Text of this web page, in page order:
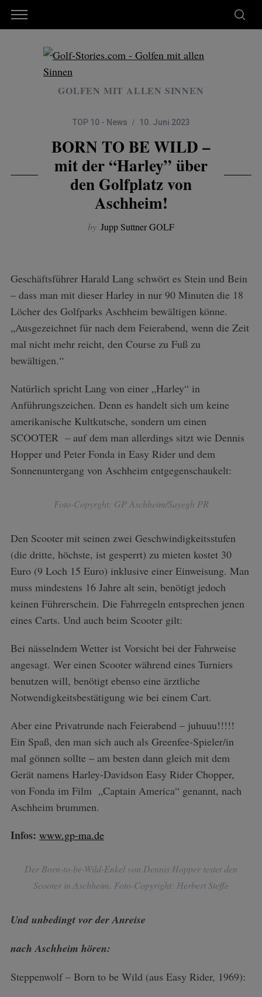
GOLFEN MIT ALLEN SINNEN
TOP 10 - News 10. Juni 2023
BORN TO BE WILD –
mit der “Harley” über
den Golfplatz von
Aschheim!
by Jupp Suttner GOLF
Geschäftsführer Harald Lang schwört es Stein und Bein
– dass man mit dieser Harley in nur 90 Minuten die 18
Löcher des Golfparks Aschheim bewältigen könne.
„Ausgezeichnet für nach dem Feierabend, wenn die Zeit
mal nicht mehr reicht, den Course zu Fuß zu
bewältigen.“
Natürlich spricht Lang von einer „Harley“ in
Anführungszeichen. Denn es handelt sich um keine
amerikanische Kultkutsche, sondern um einen
SCOOTER – auf dem man allerdings sitzt wie Dennis
Hopper und Peter Fonda in Easy Rider und dem
Sonnenuntergang von Aschheim entgegenschaukelt:
Foto-Copyrght: GP Aschheim/Sayegh PR
Den Scooter mit seinen zwei Geschwindigkeitsstufen
(die dritte, höchste, ist gesperrt) zu mieten kostet 30
Euro (9 Loch 15 Euro) inklusive einer Einweisung. Man
muss mindestens 16 Jahre alt sein, benötigt jedoch
keinen Führerschein. Die Fahrregeln entsprechen jenen
eines Carts. Und auch beim Scooter gilt:
Bei nässelndem Wetter ist Vorsicht bei der Fahrweise
angesagt. Wer einen Scooter während eines Turniers
benutzen will, benötigt ebenso eine ärztliche
Notwendigkeitsbestätigung wie bei einem Cart.
Aber eine Privatrunde nach Feierabend – juhuuu!!!!!
Ein Spaß, den man sich auch als Greenfee-Spieler/in
mal gönnen sollte – am besten dann gleich mit dem
Gerät namens Harley-Davidson Easy Rider Chopper,
von Fonda im Film „Captain America“ genannt, nach
Aschheim brummen.
Infos: www.gp-ma.de
Der Born-to-be-Wild-Enkel von Dennis Hopper testet den
Scooter in Aschheim. Foto-Copyright: Herbert Steffe
Und unbedingt vor der Anreise
nach Aschheim hören:
Steppenwolf – Born to be Wild (aus Easy Rider, 1969):